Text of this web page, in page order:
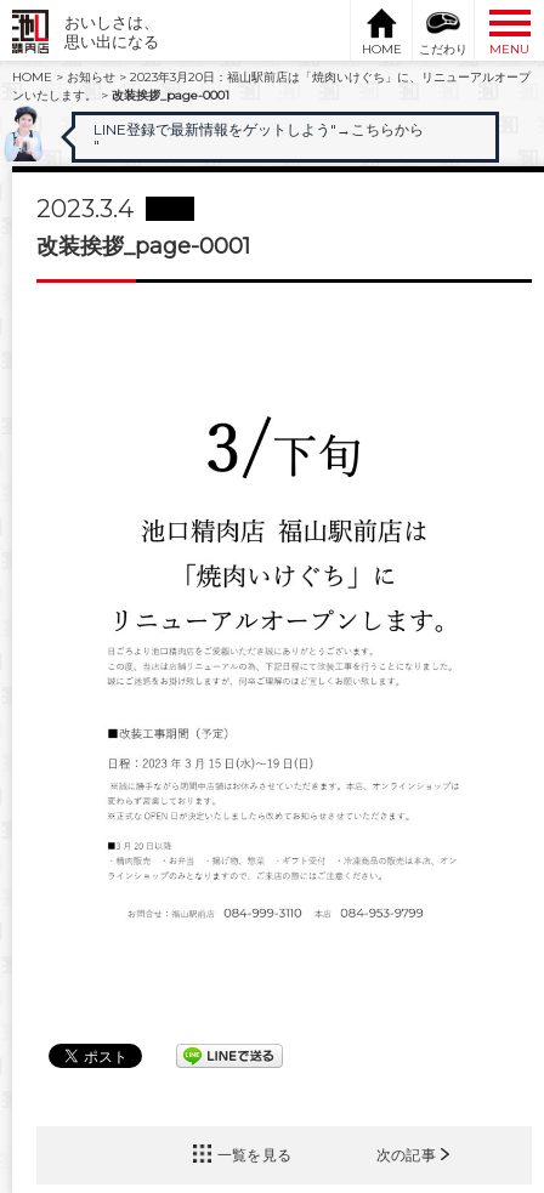
おいしさは、
思い出になる
HOME こだわり
MENU
HOME > お知らせ > 2023年3月20日：福山駅前店は「焼肉いけぐち」に、リニューアルオープ
ンいたします。
> 改装挨拶_page-0001
LINE登録で最新情報をゲットしよう" →こちらから
"
2023.3.4
改装挨拶_page-0001
一覧を見る 次の記事